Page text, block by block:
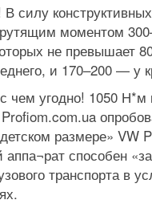
силу
моментом
не превышает
и 170–200 — у
чем угодно! 1050
размере»
аппа¬рат способен
транспорта